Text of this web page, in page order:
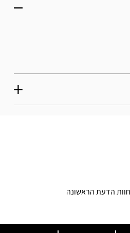
הדעת הראשונה